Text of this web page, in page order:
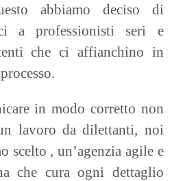
abbiamo deciso di
a professionisti seri e
che ci affianchino in
in modo corretto non
lavoro da dilettanti, noi
scelto , un’agenzia agile e
che cura ogni dettaglio